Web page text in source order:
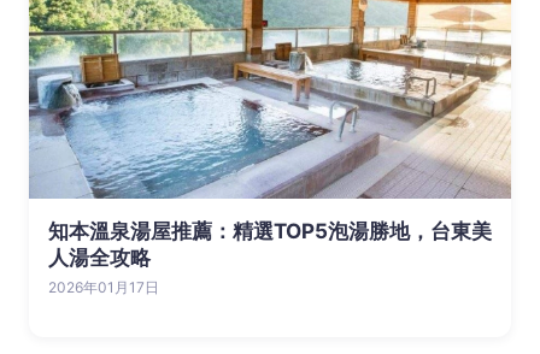
知本溫泉湯屋推薦：精選TOP5泡湯勝地，台東美
人湯全攻略
2026年01月17日